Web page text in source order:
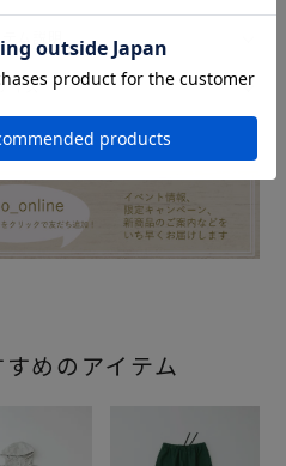
ム説明
イズ
めのアイテム